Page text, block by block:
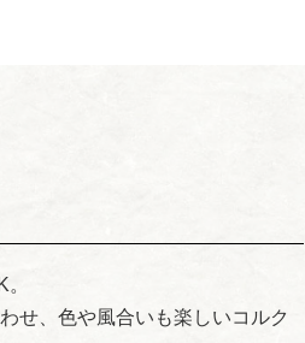
せ、色や風合いも楽しいコルク